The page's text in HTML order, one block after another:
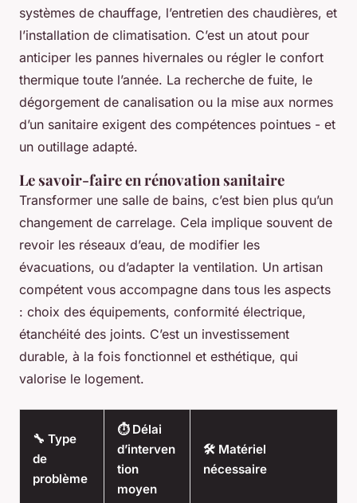
systèmes de chauffage, l’entretien des chaudières, et
l’installation de climatisation. C’est un atout pour
anticiper les pannes hivernales ou régler le confort
thermique toute l’année. La recherche de fuite, le
dégorgement de canalisation ou la mise aux normes
d’un sanitaire exigent des compétences pointues - et
un outillage adapté.
Le savoir-faire en rénovation sanitaire
Transformer une salle de bains, c’est bien plus qu’un
changement de carrelage. Cela implique souvent de
revoir les réseaux d’eau, de modifier les
évacuations, ou d’adapter la ventilation. Un artisan
compétent vous accompagne dans tous les aspects
: choix des équipements, conformité électrique,
étanchéité des joints. C’est un investissement
durable, à la fois fonctionnel et esthétique, qui
valorise le logement.
🔧 Type
de
problème
⏱️ Délai
d’interven
tion
moyen
🛠️ Matériel
nécessaire